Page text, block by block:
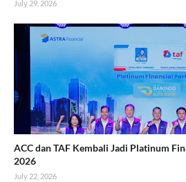
July 29, 2026
ACC dan TAF Kembali Jadi Platinum
2026
July 22, 2026